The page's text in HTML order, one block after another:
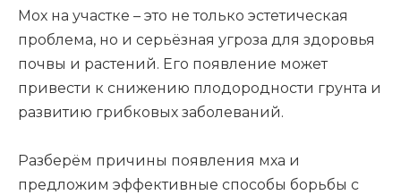
Мох на участке – это не только эстетическая
проблема, но и серьёзная угроза для здоровья
почвы и растений. Его появление может
привести к снижению плодородности грунта и
развитию грибковых заболеваний.
Разберём причины появления мха и
предложим эффективные способы борьбы с